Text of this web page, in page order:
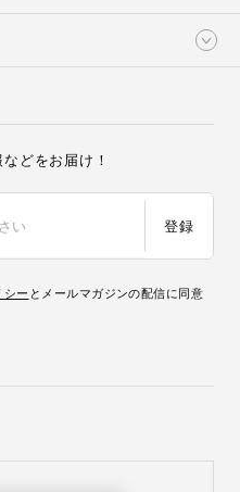
どをお届け！
登録
ー とメールマガジンの配信に同意